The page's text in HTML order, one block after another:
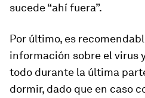
sucede “ahí fuera”.
Por último, es
información sobre el virus
todo durante la última
dormir, dado que en caso